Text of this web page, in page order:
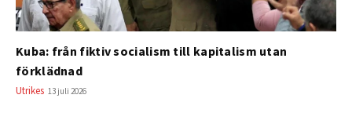
Kuba: från fiktiv socialism till kapitalism utan
förklädnad
Utrikes 13 juli 2026